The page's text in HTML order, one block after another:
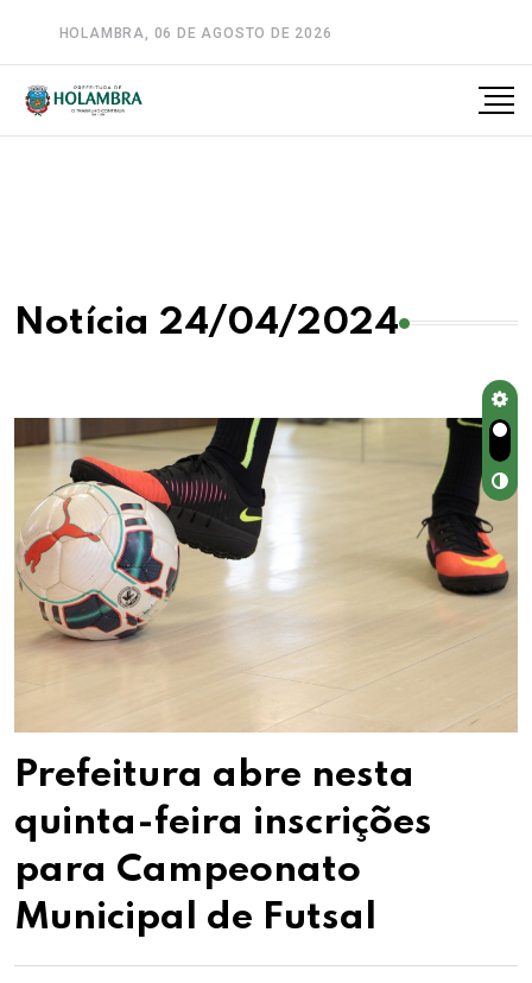
HOLAMBRA, 06 DE AGOSTO DE 2026
Notícia 24/04/2024
Prefeitura abre nesta
quinta-feira inscrições
para Campeonato
Municipal de Futsal